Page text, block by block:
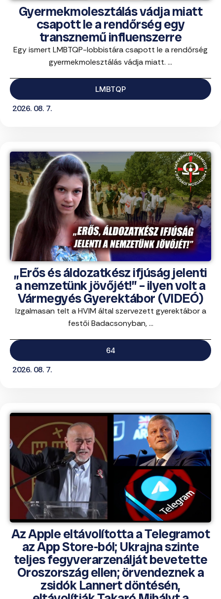
Gyermekmolesztálás vádja miatt
csapott le a rendőrség egy
transznemű influenszerre
Egy ismert LMBTQP-lobbistára csapott le a rendőrség
gyermekmolesztálás vádja miatt. ...
LMBTQP
2026. 08. 7.
„Erős és áldozatkész ifjúság jelenti
a nemzetünk jövőjét!” – ilyen volt a
Vármegyés Gyerektábor (VIDEÓ)
Izgalmasan telt a HVIM által szervezett gyerektábor a
festői Badacsonyban, ...
64
2026. 08. 7.
Az Apple eltávolította a Telegramot
az App Store-ból; Ukrajna szinte
teljes fegyverarzenálját bevetette
Oroszország ellen; örvendeznek a
zsidók Lannert döntésén,